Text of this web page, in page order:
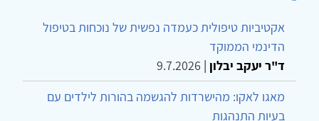
אקטיביות טיפולית כעמדה נפשית של נוכחות בטיפול
הדינמי הממוקד
ד"ר יעקב יבלון |
9.7.2026
מאגו לאקו: מהישרדות להגשמה בהורות לילדים עם
בעיות התנהגות